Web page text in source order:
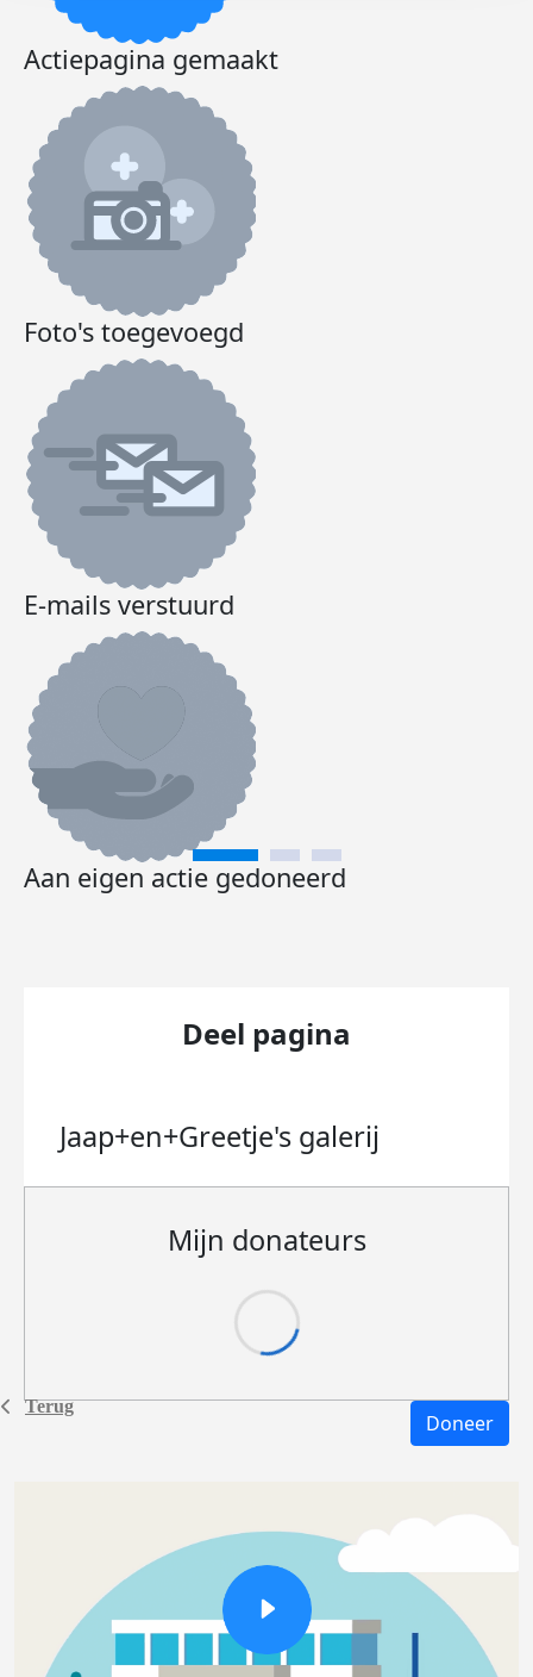
Terug
Actiepagina gemaakt
Foto's toegevoegd
E-mails verstuurd
Aan eigen actie gedoneerd
Deel pagina
Jaap+en+Greetje's galerij
Mijn donateurs
Doneer